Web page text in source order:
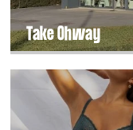
Take Ohway